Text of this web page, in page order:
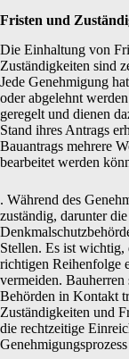
Fristen und
Die Einhaltung von
Zuständigkeiten sind
Jede Genehmigung
oder abgelehnt
geregelt und dienen
Stand ihres Antrags
Bauantrags mehrere
bearbeitet werden
. Während des
zuständig, darunter
Stellen. Es ist wichtig,
richtigen Reihenfolge
vermeiden.
Behörden in Kontakt
Zuständigkeiten und
die rechtzeitige